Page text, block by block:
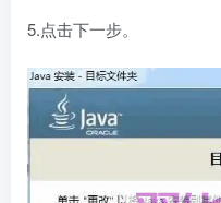
5.点击下一步。